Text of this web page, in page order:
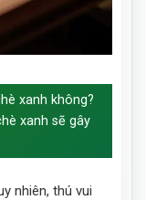
xanh không?
xanh sẽ gây
nhiên, thú vui